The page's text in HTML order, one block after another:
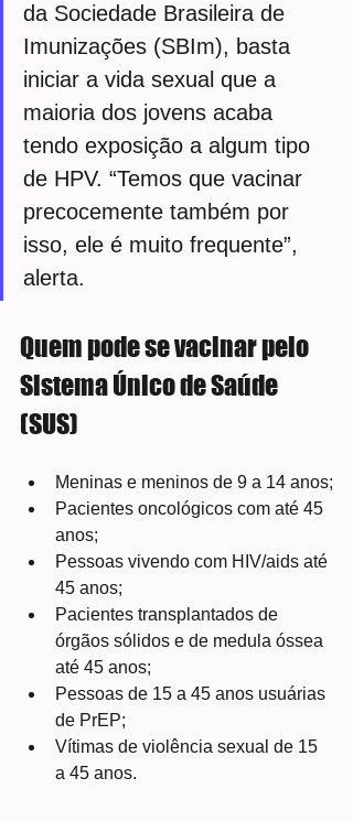
da Sociedade Brasileira de
Imunizações (SBIm), basta
iniciar a vida sexual que a
maioria dos jovens acaba
tendo exposição a algum tipo
de HPV. “Temos que vacinar
precocemente também por
isso, ele é muito frequente”,
alerta.
Quem pode se vacinar pelo
Sistema Único de Saúde
(SUS)
Meninas e meninos de 9 a 14 anos;
Pacientes oncológicos com até 45
anos;
Pessoas vivendo com HIV/aids até
45 anos;
Pacientes transplantados de
órgãos sólidos e de medula óssea
até 45 anos;
Pessoas de 15 a 45 anos usuárias
de PrEP;
Vítimas de violência sexual de 15
a 45 anos.